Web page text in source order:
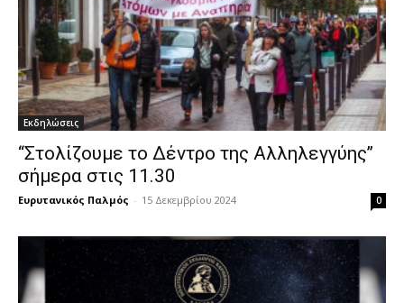
Εκδηλώσεις
‘‘Στολίζουμε το Δέντρο της Αλληλεγγύης’’
σήμερα στις 11.30
Ευρυτανικός Παλμός - 15 Δεκεμβρίου 2024 0